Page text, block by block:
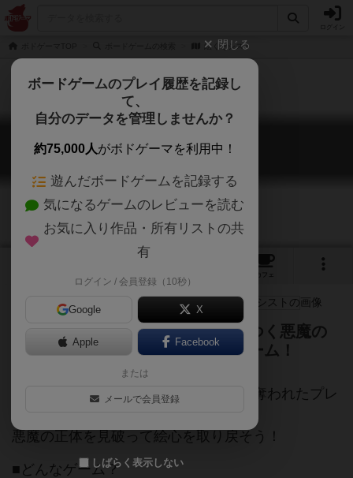
絵くそシスト
絵くそシスト
ekusoshisuto
カフェ
全員で協力してプレイヤーにとりつく悪魔の
正体を見破れ！協力型お絵描きゲーム！
魔王「エゴコロナインデス」に絵心を奪われたプレ
悪魔の正体を見破って絵心を取り戻そう！
■どんなゲーム？
閉じる
ボードゲームのプレイ履歴を記録し
て、
自分のデータを管理しませんか？
約75,000人がボドゲーマを利用中！
遊んだボードゲームを記録する
気になるゲームのレビューを読む
お気に入り作品・所有リストの共
有
ログイン / 会員登録（10秒）
Google X
Apple Facebook
または
メールで会員登録
しばらく表示しない